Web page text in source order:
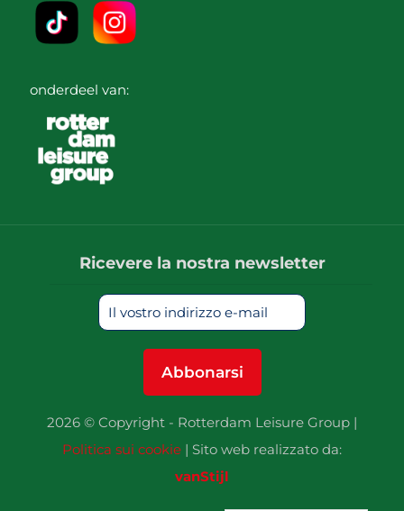
onderdeel van:
Ricevere la nostra newsletter
2026 © Copyright - Rotterdam Leisure Group |
Politica sui cookie | Sito web realizzato da:
vanStijl